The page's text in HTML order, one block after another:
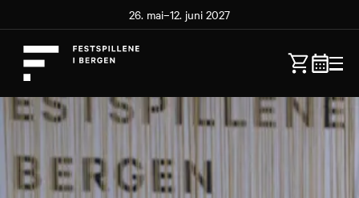
26. mai–12. juni 2027